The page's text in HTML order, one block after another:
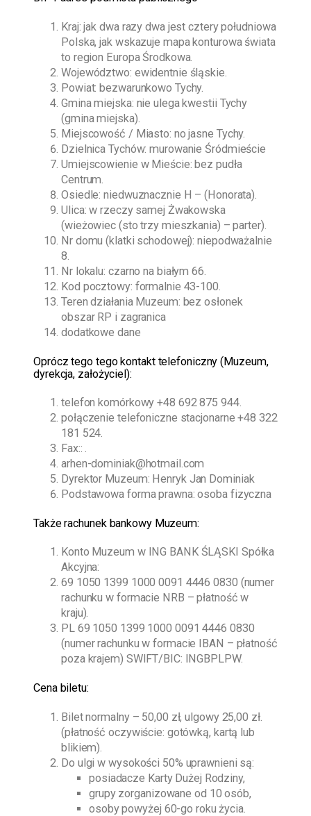
Kraj: jak dwa razy dwa jest cztery południowa
Polska, jak wskazuje mapa konturowa świata
to region Europa Środkowa.
Województwo: ewidentnie śląskie.
Powiat: bezwarunkowo Tychy.
Gmina miejska: nie ulega kwestii Tychy
(gmina miejska).
Miejscowość / Miasto: no jasne Tychy.
Dzielnica Tychów: murowanie Śródmieście
Umiejscowienie w Mieście: bez pudła
Centrum.
Osiedle: niedwuznacznie H – (Honorata).
Ulica: w rzeczy samej Żwakowska
(wieżowiec (sto trzy mieszkania) – parter).
Nr domu (klatki schodowej): niepodważalnie
8.
Nr lokalu: czarno na białym 66.
Kod pocztowy: formalnie 43-100.
Teren działania Muzeum: bez osłonek
obszar RP i zagranica
dodatkowe dane
Oprócz tegotego kontakt telefoniczny (Muzeum,
dyrekcja, założyciel):
telefon komórkowy+48 692 875 944.
połączenie telefoniczne stacjonarne+48 322
181 524.
Fax:: .
arhen-dominiak@hotmail.com
Dyrektor Muzeum: Henryk Jan Dominiak
Podstawowa forma prawna: osoba fizyczna
Także rachunek bankowy Muzeum:
Konto Muzeum w ING BANK ŚLĄSKI Spółka
Akcyjna:
69 1050 1399 1000 0091 4446 0830 (numer
rachunku w formacie NRB – płatność w
kraju).
PL 69 1050 1399 1000 0091 4446 0830
(numer rachunku w formacie IBAN – płatność
poza krajem) SWIFT/BIC: INGBPLPW.
Cena biletu:
Bilet normalny – 50,00 zł, ulgowy 25,00 zł.
(płatność oczywiście: gotówką, kartą lub
blikiem).
Do ulgi w wysokości 50% uprawnieni są:
posiadacze Karty Dużej Rodziny,
grupy zorganizowane od 10 osób,
osoby powyżej 60-go roku życia.